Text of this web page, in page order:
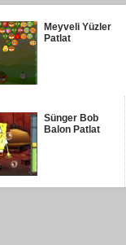
Meyveli Yüzler
Patlat
Sünger Bob
Balon Patlat